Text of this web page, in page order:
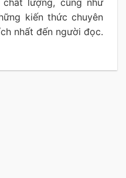
chất lượng, cũng như
kiến thức chuyên
nhất đến người đọc.